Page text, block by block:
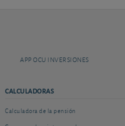
APP OCU INVERSIONES
CALCULADORAS
Calculadora de la pensión